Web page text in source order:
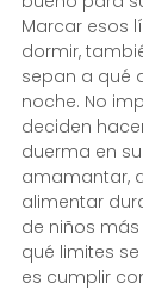
Marcar esos
dormir,
sepan a qué
noche. No
deciden
duerma en
amamantar,
alimentar
de niños
qué limites
es cumplir